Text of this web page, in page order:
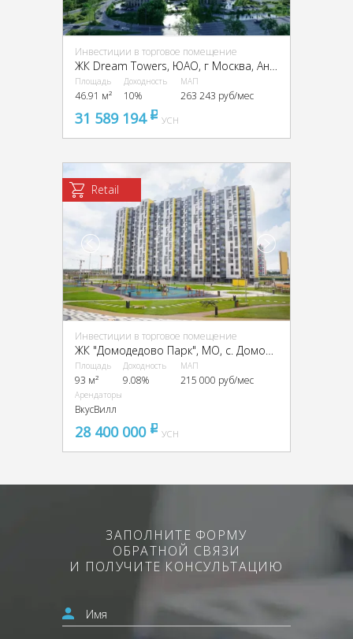
Инвестиции в торговое помещение
Площадь
46.91 м²
Доходность
10%
МАП
263 243 руб/мес
31 589 194 pуб
УСН
Retail
Инвестиции в торговое помещение
ЖК "Домодедово Парк", МО, с. Домодедово, Творчества ул.
Площадь
93 м²
Доходность
9.08%
МАП
215 000 руб/мес
Арендаторы
ВкусВилл
28 400 000 pуб
УСН
ЗАПОЛНИТЕ ФОРМУ
ОБРАТНОЙ СВЯЗИ
И ПОЛУЧИТЕ КОНСУЛЬТАЦИЮ